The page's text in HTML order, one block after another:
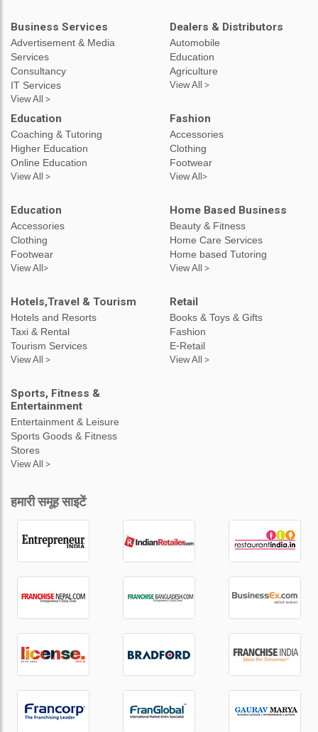
Business Services
Advertisement & Media
Services
Consultancy
IT Services
View All >
Dealers & Distributors
Automobile
Education
Agriculture
View All >
Education
Coaching & Tutoring
Higher Education
Online Education
View All >
Fashion
Accessories
Clothing
Footwear
View All>
Education
Accessories
Clothing
Footwear
View All>
Home Based Business
Beauty & Fitness
Home Care Services
Home based Tutoring
View All >
Hotels,Travel & Tourism
Hotels and Resorts
Taxi & Rental
Tourism Services
View All >
Retail
Books & Toys & Gifts
Fashion
E-Retail
View All >
Sports, Fitness &
Entertainment
Entertainment & Leisure
Sports Goods & Fitness
Stores
View All >
हमारी समूह साइटें